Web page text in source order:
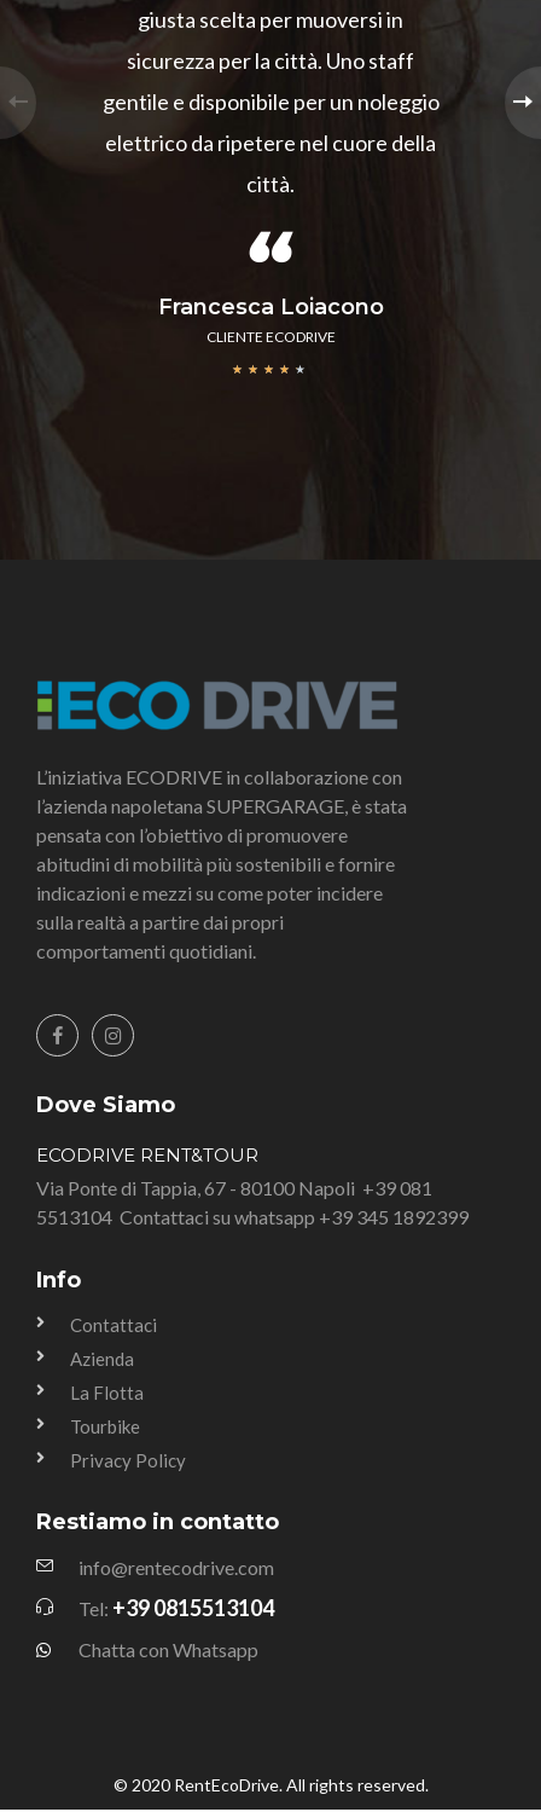
giusta scelta per muoversi in
sicurezza per la città. Uno staff
gentile e disponibile per un noleggio
elettrico da ripetere nel cuore della
città.
Francesca Loiacono
CLIENTE ECODRIVE
★ ★ ★ ★ ★
L’iniziativa ECODRIVE in collaborazione con
l’azienda napoletana SUPERGARAGE, è stata
pensata con l’obiettivo di promuovere
abitudini di mobilità più sostenibili e fornire
indicazioni e mezzi su come poter incidere
sulla realtà a partire dai propri
comportamenti quotidiani.
Dove Siamo
ECODRIVE RENT&TOUR
Via Ponte di Tappia, 67 - 80100 Napoli +39 081
5513104 Contattaci su whatsapp +39 345 1892399
Info
Contattaci
Azienda
La Flotta
Tourbike
Privacy Policy
Restiamo in contatto
info@rentecodrive.com
Tel: +39 0815513104
Chatta con Whatsapp
© 2020 RentEcoDrive. All rights reserved.